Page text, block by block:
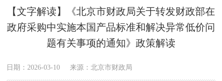
【文字解读】《北京市财政局关于转发财政部在
政府采购中实施本国产品标准和解决异常低价问
题有关事项的通知》政策解读
日期：2026-03-10 来源：北京市财政局